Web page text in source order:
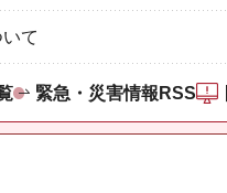
て
緊急・災害情報RSS